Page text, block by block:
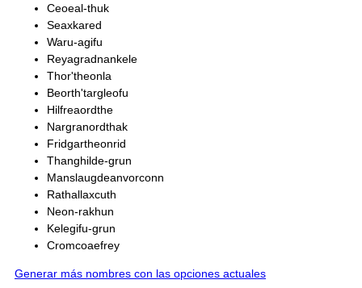
Ceoeal-thuk
Seaxkared
Waru-agifu
Reyagradnankele
Thor'theonla
Beorth'targleofu
Hilfreaordthe
Nargranordthak
Fridgartheonrid
Thanghilde-grun
Manslaugdeanvorconn
Rathallaxcuth
Neon-rakhun
Kelegifu-grun
Cromcoaefrey
Generar más nombres con las opciones actuales